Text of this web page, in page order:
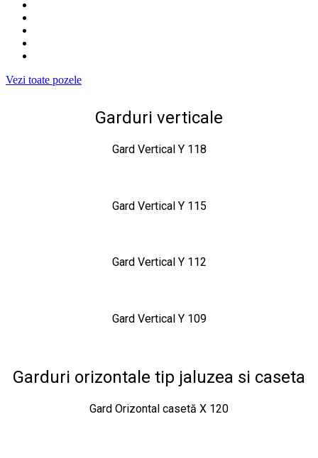
Vezi toate pozele
Garduri verticale
Gard Vertical Y 118
Gard Vertical Y 115
Gard Vertical Y 112
Gard Vertical Y 109
Garduri orizontale tip jaluzea si caseta
Gard Orizontal casetă X 120